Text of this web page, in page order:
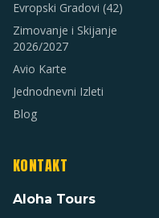
Evropski Gradovi (42)
Zimovanje i Skijanje
2026/2027
Avio Karte
Jednodnevni Izleti
Blog
KONTAKT
Aloha Tours